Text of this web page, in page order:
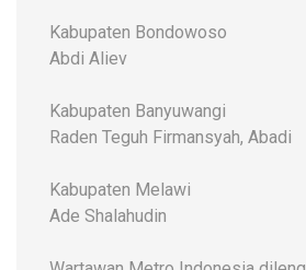
Kabupaten Bondowoso
Abdi Aliev
Kabupaten Banyuwangi
Raden Teguh Firmansyah, Abadi
Kabupaten Melawi
Ade Shalahudin